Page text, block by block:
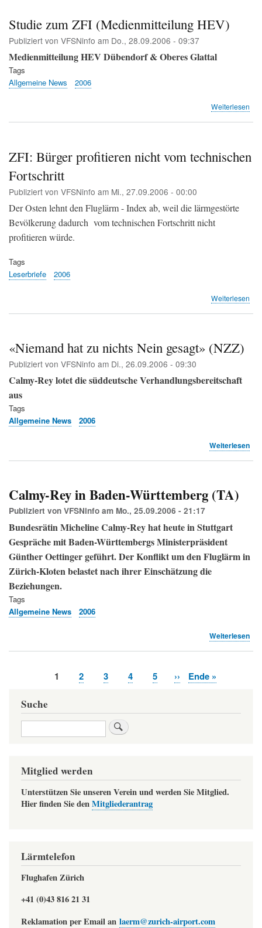
Studie zum ZFI (Medienmitteilung HEV)
Publiziert von VFSNinfo am Do., 28.09.2006 - 09:37
Medienmitteilung HEV Dübendorf & Oberes Glattal
Tags
Allgemeine News
2006
Weiterlesen
ZFI: Bürger profitieren nicht vom technischen
Fortschritt
Publiziert von VFSNinfo am Mi., 27.09.2006 - 00:00
Der Osten lehnt den Fluglärm - Index ab, weil die lärmgestörte
Bevölkerung dadurch vom technischen Fortschritt nicht
profitieren würde.
Tags
Leserbriefe
2006
Weiterlesen
«Niemand hat zu nichts Nein gesagt» (NZZ)
Publiziert von VFSNinfo am Di., 26.09.2006 - 09:30
Calmy-Rey lotet die süddeutsche Verhandlungsbereitschaft
aus
Tags
Allgemeine News
2006
Weiterlesen
Calmy-Rey in Baden-Württemberg (TA)
Publiziert von VFSNinfo am Mo., 25.09.2006 - 21:17
Bundesrätin Micheline Calmy-Rey hat heute in Stuttgart
Gespräche mit Baden-Württembergs Ministerpräsident
Günther Oettinger geführt. Der Konflikt um den Fluglärm in
Zürich-Kloten belastet nach ihrer Einschätzung die
Beziehungen.
Tags
Allgemeine News
2006
Weiterlesen
Seitennummerierung
Aktuelle
1 Page
2 Page
3 Page
4 Page
5
Nächste
››
Letzte
Ende »
Suche
Suche
Mitglied werden
Unterstützen Sie unseren Verein und werden Sie Mitglied.
Hier finden Sie denMitgliederantrag
Lärmtelefon
Flughafen Zürich
+41 (0)43 816 21 31
Reklamation per Email an laerm@zurich-airport.com